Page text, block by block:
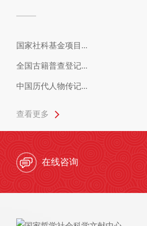
国家社科基金项目...
全国古籍普查登记...
中国历代人物传记...
查看更多
在线咨询